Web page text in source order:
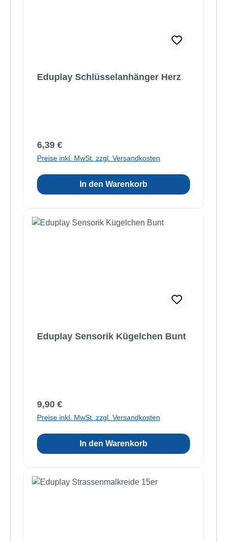
Eduplay Schlüsselanhänger Herz
Regulärer Preis:
6,39 €
Preise inkl. MwSt. zzgl. Versandkosten
In den Warenkorb
Eduplay Sensorik Kügelchen Bunt
Regulärer Preis:
9,90 €
Preise inkl. MwSt. zzgl. Versandkosten
In den Warenkorb